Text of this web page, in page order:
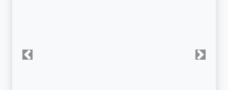
Anterior Próxima